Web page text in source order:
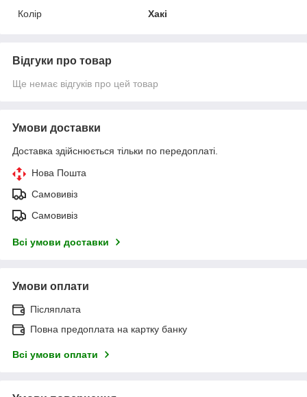
Колір
Хакі
Відгуки про товар
Ще немає відгуків про цей товар
Умови доставки
Доставка здійснюється тільки по передоплаті.
Нова Пошта
Самовивіз
Самовивіз
Всі умови доставки
Умови оплати
Післяплата
Повна предоплата на картку банку
Всі умови оплати